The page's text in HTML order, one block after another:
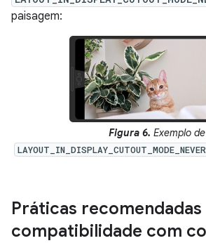
paisagem:
Figura 6. Exemplo de
LAYOUT_IN_DISPLAY_CUTOUT_MODE_NEVER
Práticas recomendadas
compatibilidade com